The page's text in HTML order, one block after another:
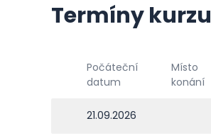
Termíny kurzu
Počáteční
datum
Místo
konání
21.09.2026